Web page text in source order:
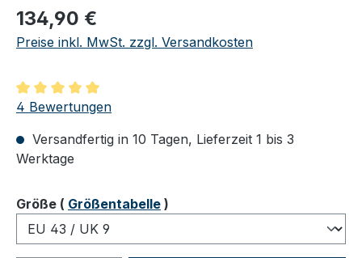
Regulärer Preis:
134,90 €
Preise inkl. MwSt. zzgl. Versandkosten
Durchschnittliche Bewertung von 5 von 5 Sternen
4 Bewertungen
Versandfertig in 10 Tagen, Lieferzeit 1 bis 3
Werktage
Größeauswählen
( Größentabelle )